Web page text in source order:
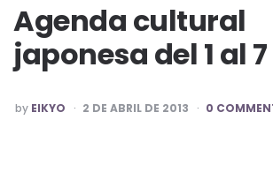
Agenda cultural
japonesa del 1 al
POSTED
BY
by EIKYO 2 DE ABRIL DE 2013 0